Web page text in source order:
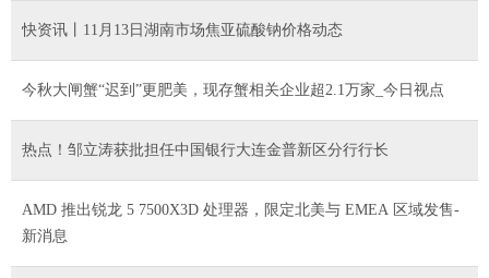
快资讯丨11月13日湖南市场焦亚硫酸钠价格动态
今秋大闸蟹“迟到”更肥美，现存蟹相关企业超2.1万家_今日视点
热点！邹立涛获批担任中国银行大连金普新区分行行长
AMD 推出锐龙 5 7500X3D 处理器，限定北美与 EMEA 区域发售-
新消息